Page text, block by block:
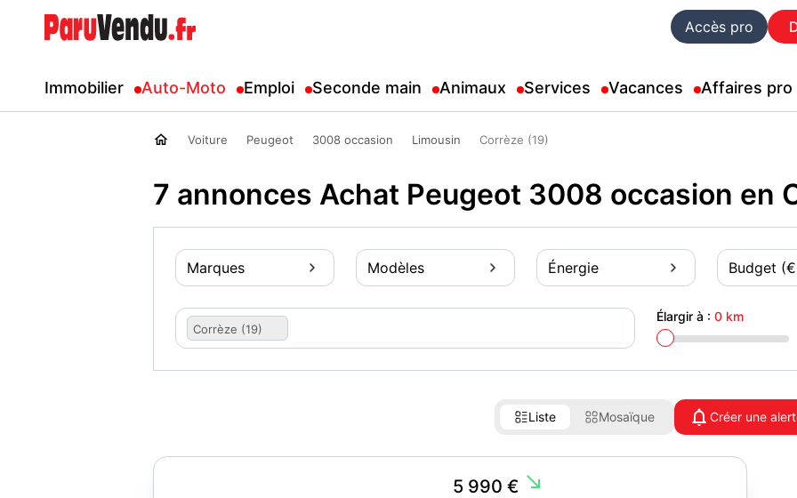
Accès pro
Immobilier Auto-Moto Emploi Seconde main Animaux Services Vacances Affaires pro
Voiture Peugeot 3008 occasion Limousin Corrèze (19)
7 annonces Achat Peugeot 3008 occasion en
Marques Modèles Énergie Budget
Corrèze (19)
Élargir à :0 km
Liste Mosaïque Créer une
5 990 € south_east